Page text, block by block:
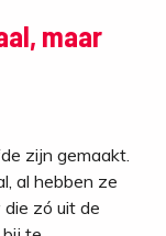
maar
zijn gemaakt.
al hebben ze
zó uit de